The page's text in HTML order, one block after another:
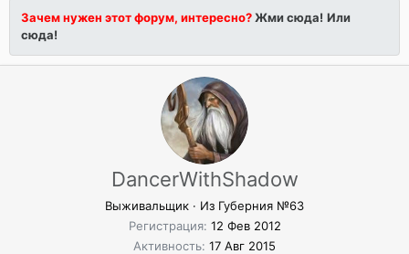
Зачем нужен этот форум, интересно?Жми сюда! Или
сюда!
DancerWithShadow
Выживальщик · Из Губерния №63
Регистрация 12 Фев 2012
Активность 17 Авг 2015